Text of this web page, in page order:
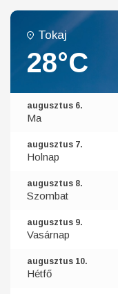
Tokaj
28°C
augusztus 6.
Ma
augusztus 7.
Holnap
augusztus 8.
Szombat
augusztus 9.
Vasárnap
augusztus 10.
Hétfő